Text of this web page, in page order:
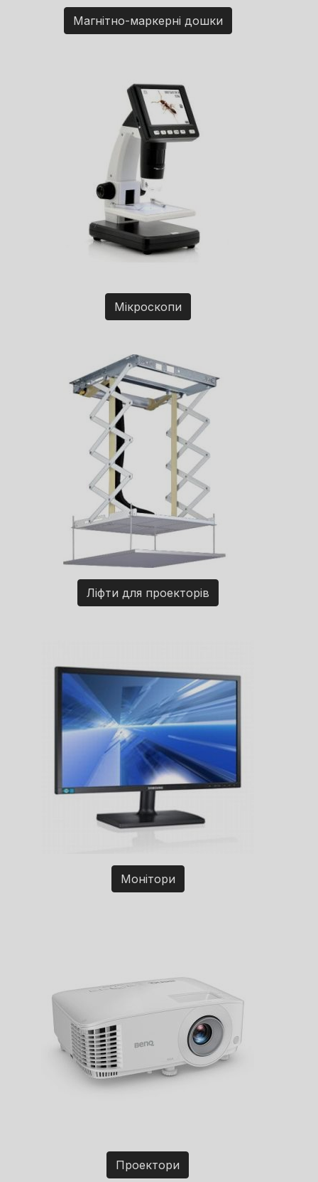
Магнітно-маркерні дошки
Мікроскопи
Ліфти для проекторів
Монітори
Проектори